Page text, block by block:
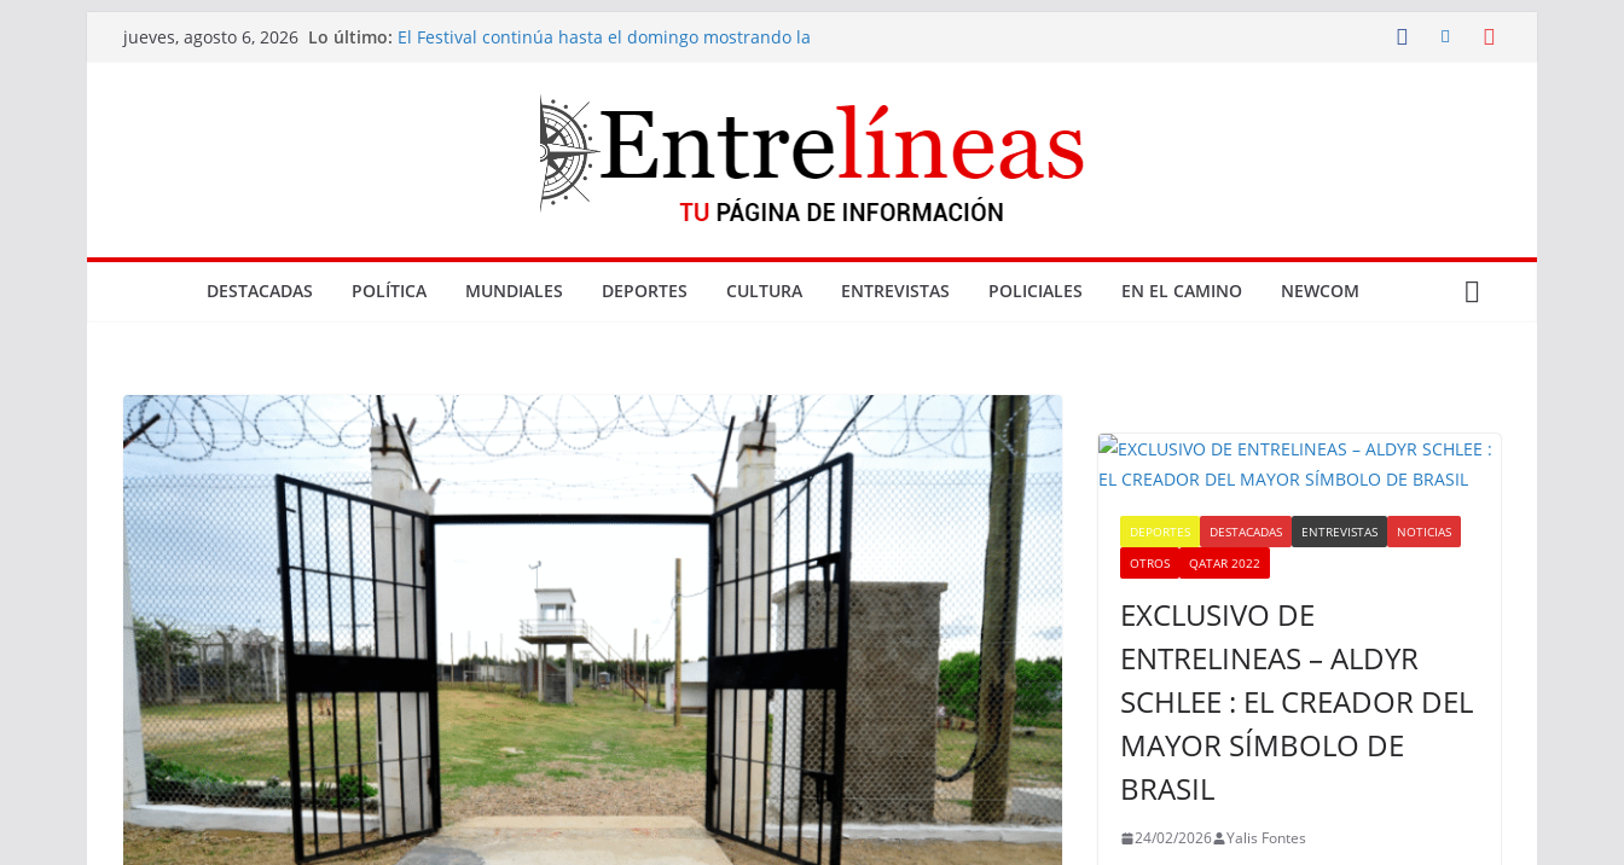
Saltarjueves, agosto 6, 2026 Lo último: El Festival continúa hasta el domingo mostrando la
Tres bocas de venta de drogas cerradas en La Paloma
El Marco de los Reyes
Parque NBA en Gramado
DESTACADAS POLÍTICA MUNDIALES DEPORTES CULTURA ENTREVISTAS POLICIALES EN EL CAMINO NEWCOM
DEPORTES DESTACADAS ENTREVISTAS
NOTICIAS
OTROS
QATAR 2022
EXCLUSIVO DE
ENTRELINEAS – ALDYR
SCHLEE : EL CREADOR DEL
MAYOR SÍMBOLO DE
BRASIL
24/02/2026 Yalis Fontes